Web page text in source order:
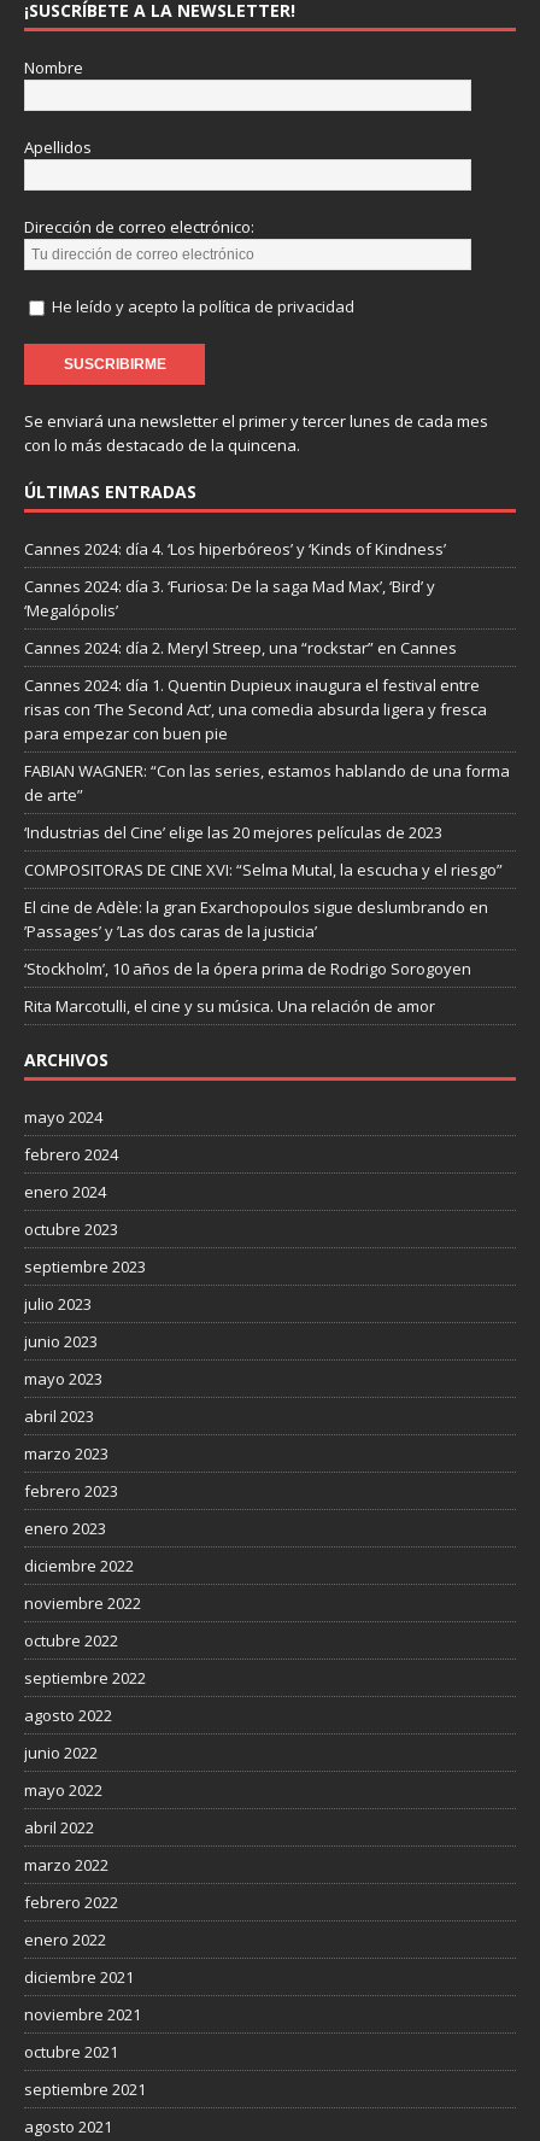
¡SUSCRÍBETE A LA NEWSLETTER!
Nombre
Apellidos
Dirección de correo electrónico:
He leído y acepto la política de privacidad
Se enviará una newsletter el primer y tercer lunes de cada mes
con lo más destacado de la quincena.
ÚLTIMAS ENTRADAS
Cannes 2024: día 4. ‘Los hiperbóreos’ y ‘Kinds of Kindness’
Cannes 2024: día 3. ‘Furiosa: De la saga Mad Max’, ‘Bird’ y
‘Megalópolis’
Cannes 2024: día 2. Meryl Streep, una “rockstar” en Cannes
Cannes 2024: día 1. Quentin Dupieux inaugura el festival entre
risas con ‘The Second Act’, una comedia absurda ligera y fresca
para empezar con buen pie
FABIAN WAGNER: “Con las series, estamos hablando de una forma
de arte”
‘Industrias del Cine’ elige las 20 mejores películas de 2023
COMPOSITORAS DE CINE XVI: “Selma Mutal, la escucha y el riesgo”
El cine de Adèle: la gran Exarchopoulos sigue deslumbrando en
’Passages’ y ’Las dos caras de la justicia’
‘Stockholm’, 10 años de la ópera prima de Rodrigo Sorogoyen
Rita Marcotulli, el cine y su música. Una relación de amor
ARCHIVOS
mayo 2024
febrero 2024
enero 2024
octubre 2023
septiembre 2023
julio 2023
junio 2023
mayo 2023
abril 2023
marzo 2023
febrero 2023
enero 2023
diciembre 2022
noviembre 2022
octubre 2022
septiembre 2022
agosto 2022
junio 2022
mayo 2022
abril 2022
marzo 2022
febrero 2022
enero 2022
diciembre 2021
noviembre 2021
octubre 2021
septiembre 2021
agosto 2021